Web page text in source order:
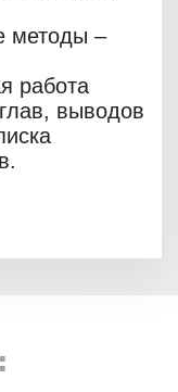
методы –
работа
выводов